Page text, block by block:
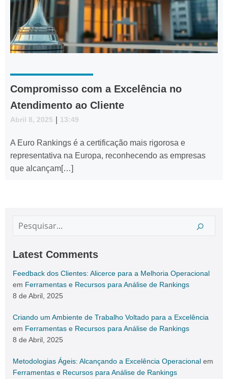
Compromisso com a Excelência no
Atendimento ao Cliente
Abril 8, 2025 13:49
A Euro Rankings é a certificação mais rigorosa e
representativa na Europa, reconhecendo as empresas
que alcançam[…]
Latest Comments
Feedback dos Clientes: Alicerce para a Melhoria Operacional
em Ferramentas e Recursos para Análise de Rankings
8 de Abril, 2025
Criando um Ambiente de Trabalho Voltado para a Excelência
em Ferramentas e Recursos para Análise de Rankings
8 de Abril, 2025
Metodologias Ágeis: Alcançando a Excelência Operacional em
Ferramentas e Recursos para Análise de Rankings